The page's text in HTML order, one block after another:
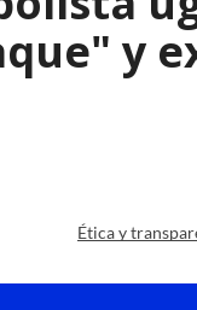
y
Ética y